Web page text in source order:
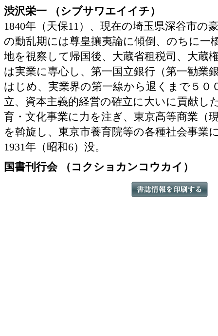
渋沢栄一 （シブサワエイイチ）
1840年（天保11）、現在の埼玉県深谷市の
の動乱期には尊皇攘夷論に傾倒、のちに一
地を視察して帰国後、大蔵省租税司、大蔵
は実業に専心し、第一国立銀行（第一勧業
はじめ、実業界の第一線から退くまで５０
立、資本主義的経営の確立に大いに貢献し
育・文化事業に力を注ぎ、東京高等商業（
を斡旋し、東京市養育院等の各種社会事業
1931年（昭和6）没。
国書刊行会 （コクショカンコウカイ）